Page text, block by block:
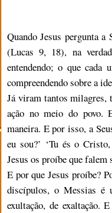
Quando Jesus pergunta a
(Lucas 9, 18), na
entendendo; o que cada
compreendendo sobre a
Já viram tantos milagres,
ação no meio do povo.
maneira. E por isso, a
eu sou?’ ‘Tu és o
Jesus os proíbe que falem
E por que Jesus proíbe?
discípulos, o Messias é
exultação, de exaltação.